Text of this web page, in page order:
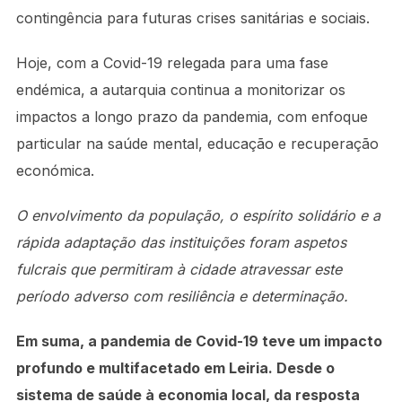
contingência para futuras crises sanitárias e sociais.
Hoje, com a Covid-19 relegada para uma fase
endémica, a autarquia continua a monitorizar os
impactos a longo prazo da pandemia, com enfoque
particular na saúde mental, educação e recuperação
económica.
O envolvimento da população, o espírito solidário e a
rápida adaptação das instituições foram aspetos
fulcrais que permitiram à cidade atravessar este
período adverso com resiliência e determinação.
Em suma, a pandemia de Covid-19 teve um impacto
profundo e multifacetado em Leiria. Desde o
sistema de saúde à economia local, da resposta